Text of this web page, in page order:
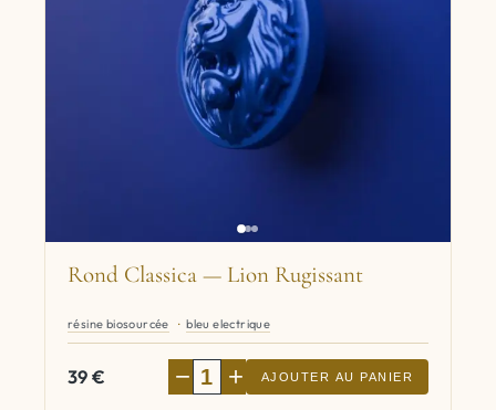
Rond Classica — Lion Rugissant
résine biosourcée bleu electrique
39€ − + AJOUTER AU PANIER